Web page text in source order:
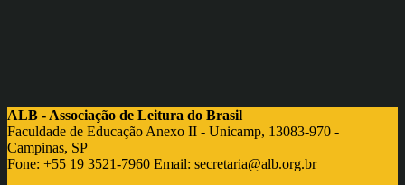
ALB - Associação de Leitura do Brasil
Faculdade de Educação Anexo II - Unicamp, 13083-970 -
Campinas, SP
Fone: +55 19 3521-7960 Email: secretaria@alb.org.br